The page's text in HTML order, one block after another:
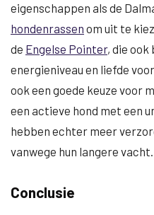
eigenschappen als de
hondenrassen om uit te
de Engelse Pointer, die ook
energieniveau en liefde
ook een goede keuze voor
een actieve hond met een
hebben echter meer
vanwege hun langere vacht.
Conclusie